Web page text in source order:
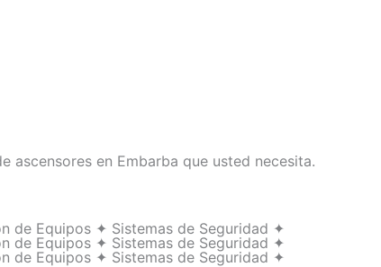
ascensores en Embarba que usted necesita.
de Equipos ✦ Sistemas de Seguridad ✦
de Equipos ✦ Sistemas de Seguridad ✦
de Equipos ✦ Sistemas de Seguridad ✦